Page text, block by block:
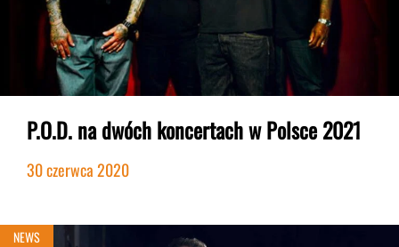
P.O.D. na dwóch koncertach w Polsce 2021
30 czerwca 2020
NEWS